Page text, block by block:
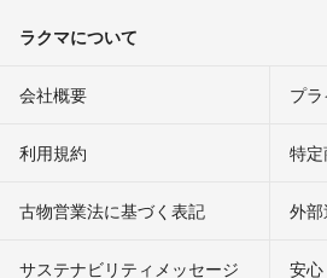
ラクマについて
会社概要 プ
利用規約 特
古物営業法に基づく表記 外
サステナビリティメッセージ 安